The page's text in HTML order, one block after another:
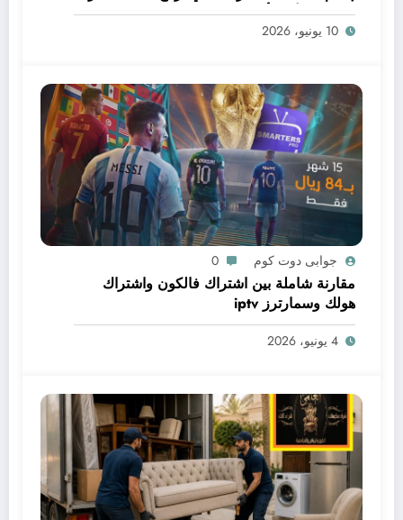
قبل البيع أو التأجير
10 يونيو، 2026
جوابى دوت كوم 0
مقارنة شاملة بين اشتراك فالكون واشتراك
هولك وسمارترز iptv
4 يونيو، 2026